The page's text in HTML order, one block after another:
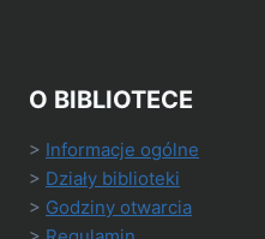
O BIBLIOTECE
> Informacje ogólne
> Działy biblioteki
> Godziny otwarcia